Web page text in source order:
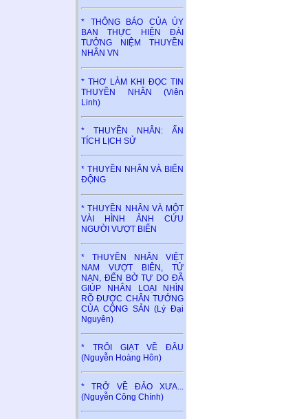
* THÔNG BÁO CỦA ỦY
BAN THỰC HIỆN ĐÀI
TƯỞNG NIỆM THUYỀN
NHÂN VN
* THƠ LÀM KHI ĐỌC TIN
THUYỀN NHÂN (Viên
Linh)
* THUYỀN NHÂN: ẤN
TÍCH LỊCH SỬ
* THUYỀN NHÂN VÀ BIỂN
ĐỘNG
* THUYỀN NHÂN VÀ MỘT
VÀI HÌNH ẢNH CỨU
NGƯỜI VƯỢT BIỂN
* THUYỀN NHÂN VIỆT
NAM VƯỢT BIÊN, TỬ
NẠN, ĐẾN BỜ TỰ DO ĐÃ
GIÚP NHÂN LOẠI NHÌN
RÕ ĐƯỢC CHÂN TƯỚNG
CỦA CỘNG SẢN (Lý Đại
Nguyên)
* TRÔI GIẠT VỀ ĐÂU
(Nguyễn Hoàng Hôn)
* TRỞ VỀ ĐẢO XƯA...
(Nguyễn Công Chính)